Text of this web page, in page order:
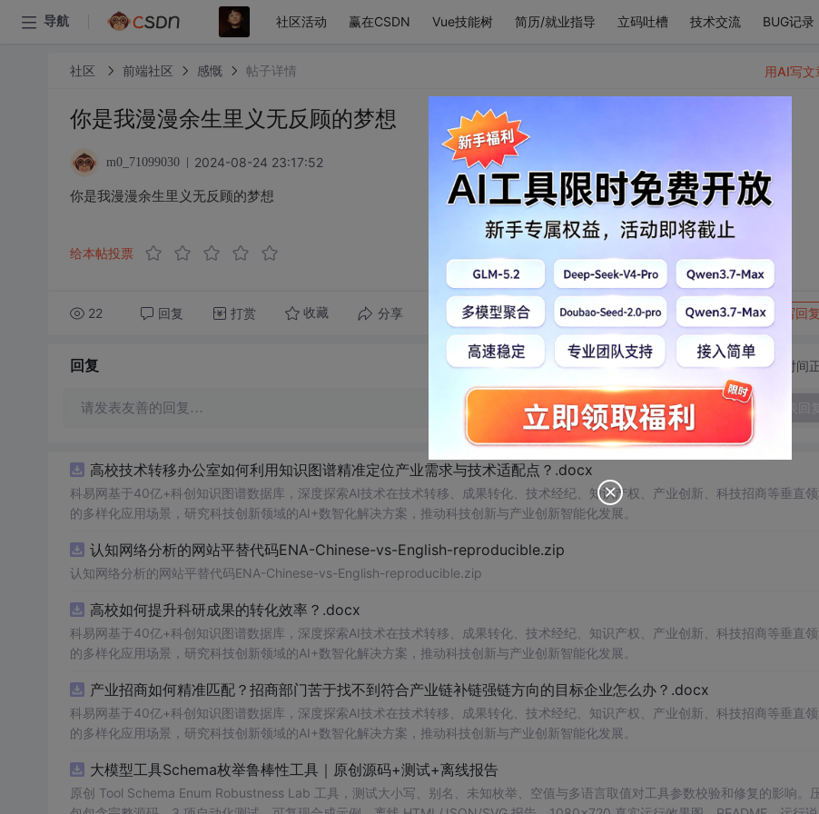
导航 社区活动 赢在CSDN Vue技能树 简历/就业指导 立码吐槽 技术交流 BUG记录
社区 前端社区 感慨 帖子详情
你是我漫漫余生里义无反顾的梦想
m0_71099030 2024-08-24 23:17:52
你是我漫漫余生里义无反顾的梦想
给本帖投票
22 回复 打赏 收藏 分享 转发到动态 举报 写回复
用AI写文
回复 切换为时间
请发表友善的回复…
高校技术转移办公室如何利用知识图谱精准定位产业需求与技术适配点？.docx
科易网基于40亿+科创知识图谱数据库，深度探索AI技术在技术转移、成果转化、技术经纪、知识产权、产业创新、科技招商等垂直
的多样化应用场景，研究科技创新领域的AI+数智化解决方案，推动科技创新与产业创新智能化发展。
认知网络分析的网站平替代码ENA-Chinese-vs-English-reproducible.zip
认知网络分析的网站平替代码ENA-Chinese-vs-English-reproducible.zip
高校如何提升科研成果的转化效率？.docx
科易网基于40亿+科创知识图谱数据库，深度探索AI技术在技术转移、成果转化、技术经纪、知识产权、产业创新、科技招商等垂直
的多样化应用场景，研究科技创新领域的AI+数智化解决方案，推动科技创新与产业创新智能化发展。
产业招商如何精准匹配？招商部门苦于找不到符合产业链补链强链方向的目标企业怎么办？.docx
科易网基于40亿+科创知识图谱数据库，深度探索AI技术在技术转移、成果转化、技术经纪、知识产权、产业创新、科技招商等垂直
的多样化应用场景，研究科技创新领域的AI+数智化解决方案，推动科技创新与产业创新智能化发展。
大模型工具Schema枚举鲁棒性工具｜原创源码+测试+离线报告
原创 Tool Schema Enum Robustness Lab 工具，测试大小写、别名、未知枚举、空值与多语言取值对工具参数校验和修复的影响。